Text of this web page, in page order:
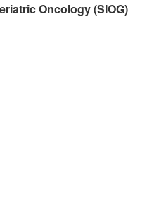
Oncology (SIOG)